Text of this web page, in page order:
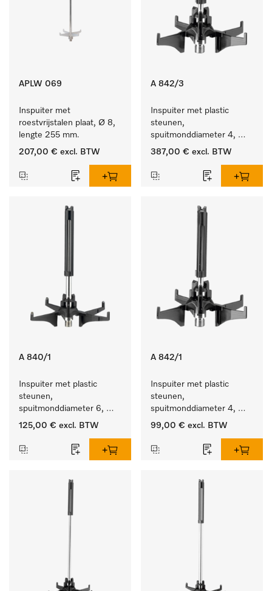
APLW 069
Inspuiter met
roestvrijstalen plaat, Ø 8,
lengte 255 mm.
207,00 € excl. BTW
A 842/3
Inspuiter met plastic
steunen,
spuitmonddiameter 4,
lengte 90 mm, 20 stuks
387,00 € excl. BTW
A 840/1
Inspuiter met plastic
steunen,
spuitmonddiameter 6,
lengte 130 mm, 5 stuks.
125,00 € excl. BTW
A 842/1
Inspuiter met plastic
steunen,
spuitmonddiameter 4,
lengte 90 mm, 5 stuks
99,00 € excl. BTW